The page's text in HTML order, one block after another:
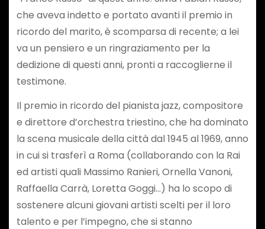
che aveva indetto e portato avanti il premio in
ricordo del marito, è scomparsa di recente; a lei
va un pensiero e un ringraziamento per la
dedizione di questi anni, pronti a raccoglierne il
testimone.
Il premio in ricordo del pianista jazz, compositore
e direttore d’orchestra triestino, che ha dominato
la scena musicale della città dal 1945 al 1969, anno
in cui si trasferì a Roma (collaborando con la Rai
ed artisti quali Massimo Ranieri, Ornella Vanoni,
Raffaella Carrà, Loretta Goggi…) ha lo scopo di
sostenere alcuni giovani artisti scelti per il loro
talento e per l’impegno, che si stanno